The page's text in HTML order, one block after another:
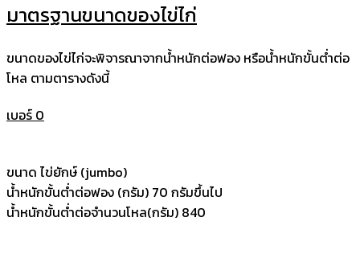
มาตรฐานขนาดของไข่ไก่
ขนาดของไข่ไก่จะพิจารณาจากน้ำหนักต่อฟอง หรือน้ำหนักขั้นต่ำต่อ
โหล ตามตารางดังนี้
เบอร์ 0
ขนาด ไข่ยักษ์ (jumbo)
น้ำหนักขั้นต่ำต่อฟอง (กรัม) 70 กรัมขึ้นไป
น้ำหนักขั้นต่ำต่อจำนวนโหล(กรัม) 840